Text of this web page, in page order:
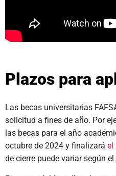
Plazos para
Las becas universitarias
solicitud a fines de año. Por
las becas para el año
octubre de 2024 y finalizará el
de cierre puede variar según